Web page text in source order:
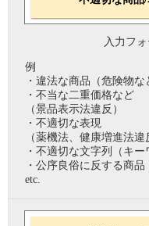
入力フ
例
・違法な商品（危険物な
・不当な二重価格など
（景品表示法違反）
・不適切な表現
（薬機法、健康増進法違
・不適切な文字列（キー
・公序良俗に反する商品
etc.